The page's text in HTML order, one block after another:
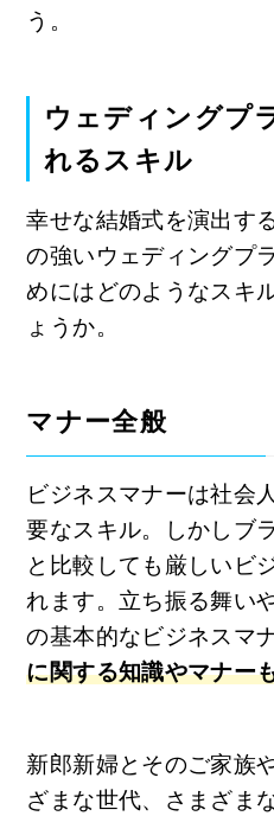
う。
ウェディングプ
れるスキル
幸せな結婚式を演出す
の強いウェディングプ
めにはどのようなスキ
ょうか。
マナー全般
ビジネスマナーは社会
要なスキル。しかしブ
と比較しても厳しいビ
れます。立ち振る舞い
の基本的なビジネスマ
に関する知識やマナー
新郎新婦とそのご家族
ざまな世代、さまざま